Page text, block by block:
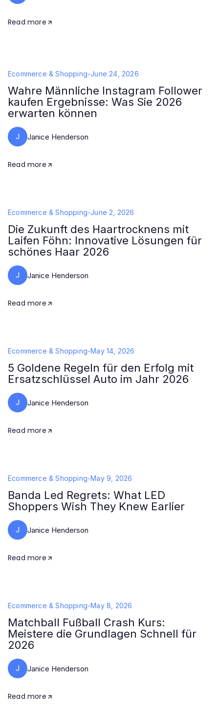
Read more
Ecommerce & Shopping-June 24, 2026
Wahre Männliche Instagram Follower
kaufen Ergebnisse: Was Sie 2026
erwarten können
J Janice Henderson
Read more
Ecommerce & Shopping-June 2, 2026
Die Zukunft des Haartrocknens mit
Laifen Föhn: Innovative Lösungen für
schönes Haar 2026
J Janice Henderson
Read more
Ecommerce & Shopping-May 14, 2026
5 Goldene Regeln für den Erfolg mit
Ersatzschlüssel Auto im Jahr 2026
J Janice Henderson
Read more
Ecommerce & Shopping-May 9, 2026
Banda Led Regrets: What LED
Shoppers Wish They Knew Earlier
J Janice Henderson
Read more
Ecommerce & Shopping-May 8, 2026
Matchball Fußball Crash Kurs:
Meistere die Grundlagen Schnell für
2026
J Janice Henderson
Read more